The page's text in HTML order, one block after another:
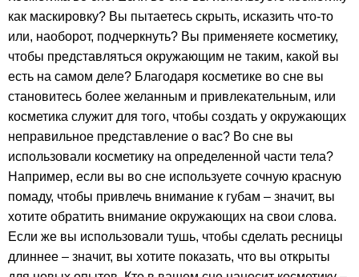
как маскировку? Вы пытаетесь скрыть, исказить что-то
или, наоборот, подчеркнуть? Вы применяете косметику,
чтобы представляться окружающим не таким, какой вы
есть на самом деле? Благодаря косметике во сне вы
становитесь более желанным и привлекательным, или
косметика служит для того, чтобы создать у окружающих
неправильное представление о вас? Во сне вы
использовали косметику на определенной части тела?
Например, если вы во сне используете сочную красную
помаду, чтобы привлечь внимание к губам – значит, вы
хотите обратить внимание окружающих на свои слова.
Если же вы использовали тушь, чтобы сделать ресницы
длиннее – значит, вы хотите показать, что вы открыты